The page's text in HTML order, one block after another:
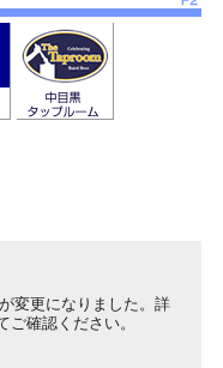
変更になりました。詳
確認ください。